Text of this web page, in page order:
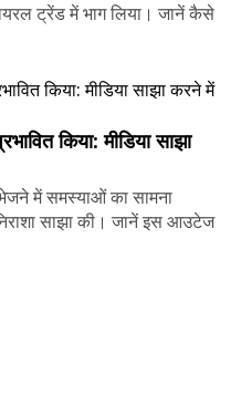
ट्रेंड में भाग लिया। जानें कैसे
किया: मीडिया साझा
भेजने में समस्याओं का सामना
साझा की। जानें इस आउटेज